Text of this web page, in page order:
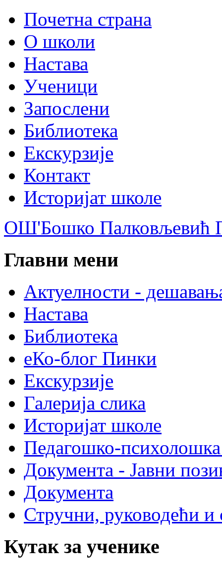
Почетна страна
О школи
Настава
Ученици
Запослени
Библиотека
Екскурзије
Контакт
Историјат школе
ОШ'Бошко Палковљевић
Главни мени
Актуелности -
Настава
Библиотека
еКо-блог Пинки
Екскурзије
Галерија слика
Историјат школе
Педагошко-психолошка
Документа - Јавни
Документа
Стручни, руководећи и
Кутак за ученике